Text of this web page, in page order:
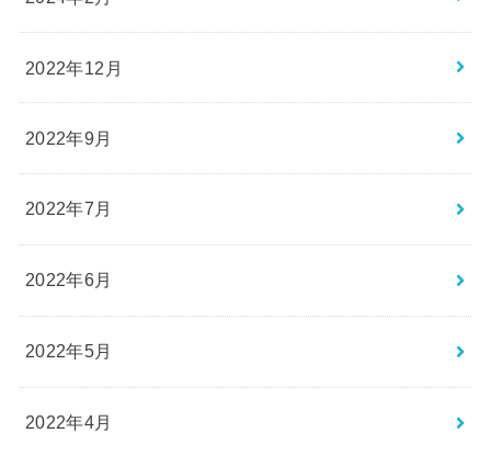
2022年12月
2022年9月
2022年7月
2022年6月
2022年5月
2022年4月